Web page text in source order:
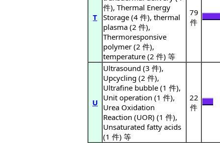
T
件), Thermal Energy
Storage (4 件), thermal
plasma (2 件),
Thermoresponsive
polymer (2 件),
temperature (2 件) 等
79
件
U
Ultrasound (3 件),
Upcycling (2 件),
Ultrafine bubble (1 件),
Unit operation (1 件),
Urea Oxidation
Reaction (UOR) (1 件),
Unsaturated fatty acids
(1 件) 等
22
件